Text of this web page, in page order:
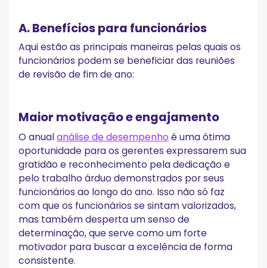
A. Benefícios para funcionários
Aqui estão as principais maneiras pelas quais os
funcionários podem se beneficiar das reuniões
de revisão de fim de ano:
Maior motivação e engajamento
O anualanálise de desempenho é uma ótima
oportunidade para os gerentes expressarem sua
gratidão e reconhecimento pela dedicação e
pelo trabalho árduo demonstrados por seus
funcionários ao longo do ano. Isso não só faz
com que os funcionários se sintam valorizados,
mas também desperta um senso de
determinação, que serve como um forte
motivador para buscar a excelência de forma
consistente.